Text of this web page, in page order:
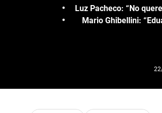
Luz Pacheco: “No
Mario Ghibellini: